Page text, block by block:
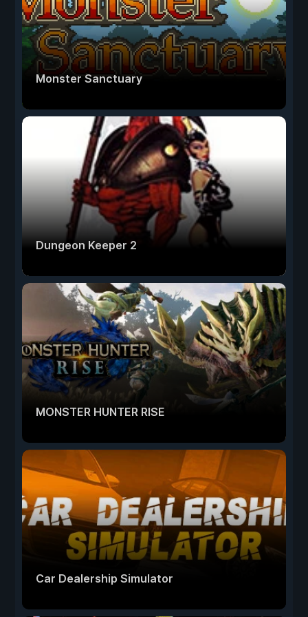
Monster Sanctuary
Dungeon Keeper 2
MONSTER HUNTER RISE
Car Dealership Simulator